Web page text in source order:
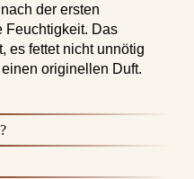
der ersten
Feuchtigkeit. Das
es fettet nicht unnötig
originellen Duft.